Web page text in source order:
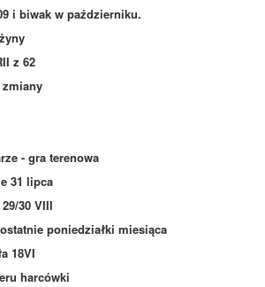
i biwak w październiku.
z 62
zmiany
- gra terenowa
31 lipca
30 VIII
poniedziałki miesiąca
18VI
harcówki